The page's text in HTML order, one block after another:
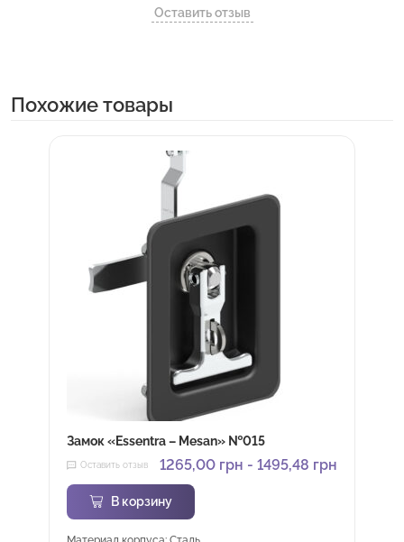
Оставить отзыв
Похожие товары
Замок «Essentra – Mesan» №015
Оставить отзыв 1265,00 грн - 1495,48 грн
В корзину